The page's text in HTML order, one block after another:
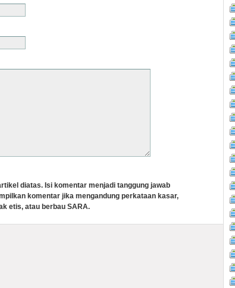
diatas. Isi komentar menjadi tanggung jawab
komentar jika mengandung perkataan kasar,
etis, atau berbau SARA.